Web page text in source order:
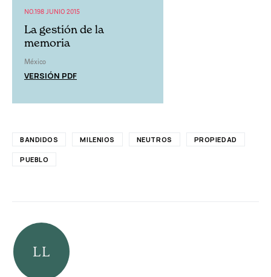
NO.198 JUNIO 2015
La gestión de la
memoria
México
VERSIÓN PDF
BANDIDOS MILENIOS NEUTROS PROPIEDAD
PUEBLO